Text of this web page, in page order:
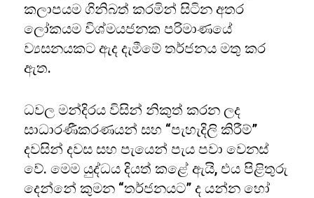
කලාපයම ගිනිබත් කරමින් සිටින අතර
ලෝකයම විශ්මයජනක පරිමාණයේ
ව්‍යසනයකට ඇද දැමීමේ තර්ජනය මතු කර
ඇත.
ධවල මන්දිරය විසින් නිකුත් කරන ලද
සාධාරණීකරණයන් සහ “පැහැදිලි කිරීම්”
දවසින් දවස සහ පැයෙන් පැය පවා වෙනස්
වේ. මෙම යුද්ධය දියත් කළේ ඇයි, එය පිළිතුරු
දෙන්නේ කුමන “තර්ජනයට” ද යන්න හෝ